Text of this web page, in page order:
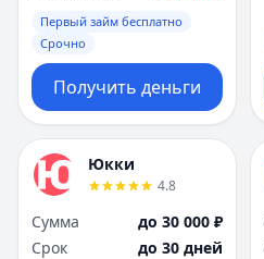
Первый займ бесплатно
Срочно
Получить деньги
Юкки
4.8
Сумма
до 30 000 ₽
Срок
до 30 дней